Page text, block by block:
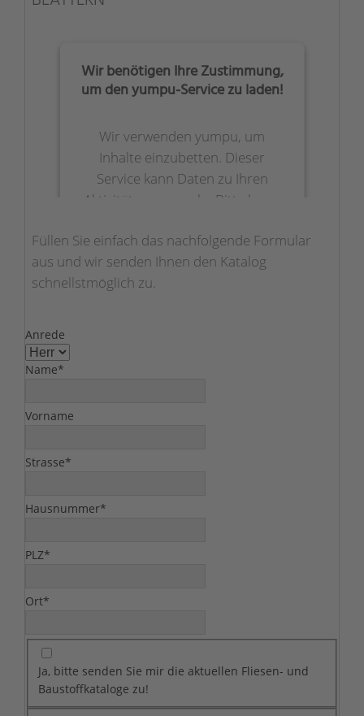
Wir benötigen Ihre Zustimmung,
um den yumpu-Service zu laden!
Wir verwenden yumpu, um
Inhalte einzubetten. Dieser
Service kann Daten zu Ihren
Aktivitäten sammeln. Bitte lesen
stimmen Sie der Nutzung des
Service zu, um diese Inhalte
anzuzeigen.
Füllen Sie einfach das nachfolgende Formular
aus und wir senden Ihnen den Katalog
schnellstmöglich zu.
Anrede
Pflichtfeld
Name*
Vorname
Pflichtfeld
Strasse*
Pflichtfeld
Hausnummer*
Pflichtfeld
PLZ*
Pflichtfeld
Ort*
Ja, bitte senden Sie mir die aktuellen Fliesen- und
Baustoffkataloge zu!